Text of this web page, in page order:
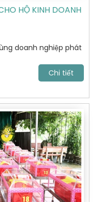
HỘ KINH DOANH
doanh nghiệp phát
Chi tiết